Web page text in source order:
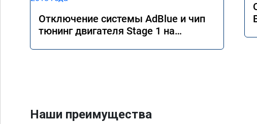
Отключение системы AdBlue и чип
тюнинг двигателя Stage 1 на
Наши преимущества